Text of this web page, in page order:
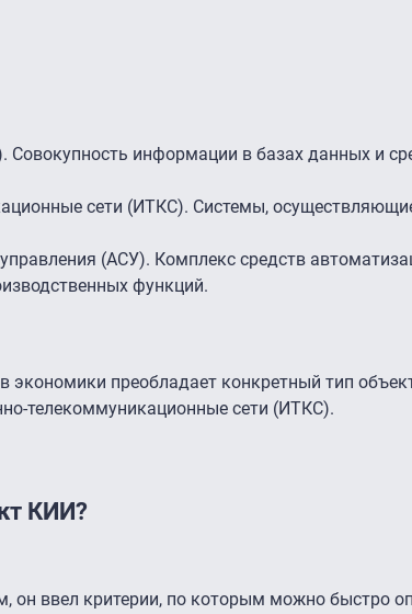
информации в базах данных и
сети (ИТКС). Системы,
(АСУ). Комплекс средств
функций.
экономики преобладает конкретный тип
телекоммуникационные сети (ИТКС).
КИИ?
он ввел критерии, по которым можно быстро